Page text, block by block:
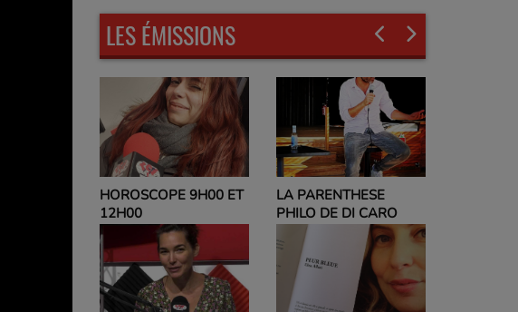
LES ÉMISSIONS
LA PARENTHESE
PHILO DE DI CARO
EVELYNE ADAM
PARLEZ-MOI DE VOUS
ET NO POLITIC